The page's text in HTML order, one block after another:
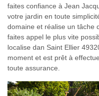
faites confiance à Jean
votre jardin en toute
domaine et réalise un tâche
faites appel le plus vite
localise dan Saint Ellier
moment et est prêt à
toute assurance.